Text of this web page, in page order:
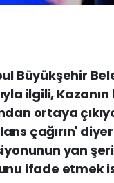
Büyükşehir
ilgili,
ortaya
çağırın'
yan
ifade etmek